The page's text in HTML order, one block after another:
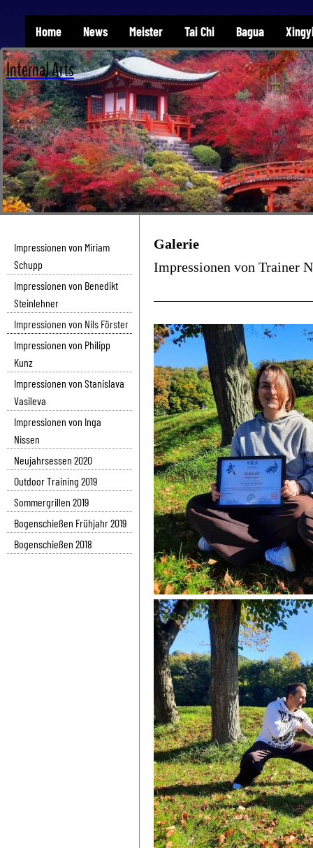
Home News Meister Tai Chi Bagua
Internal Arts
Impressionen von Miriam
Schupp
Impressionen von Benedikt
Steinlehner
Impressionen von Nils Förster
Impressionen von Philipp
Kunz
Impressionen von Stanislava
Vasileva
Impressionen von Inga
Nissen
Neujahrsessen 2020
Outdoor Training 2019
Sommergrillen 2019
Bogenschießen Frühjahr 2019
Bogenschießen 2018
Galerie
Impressionen von Trainer